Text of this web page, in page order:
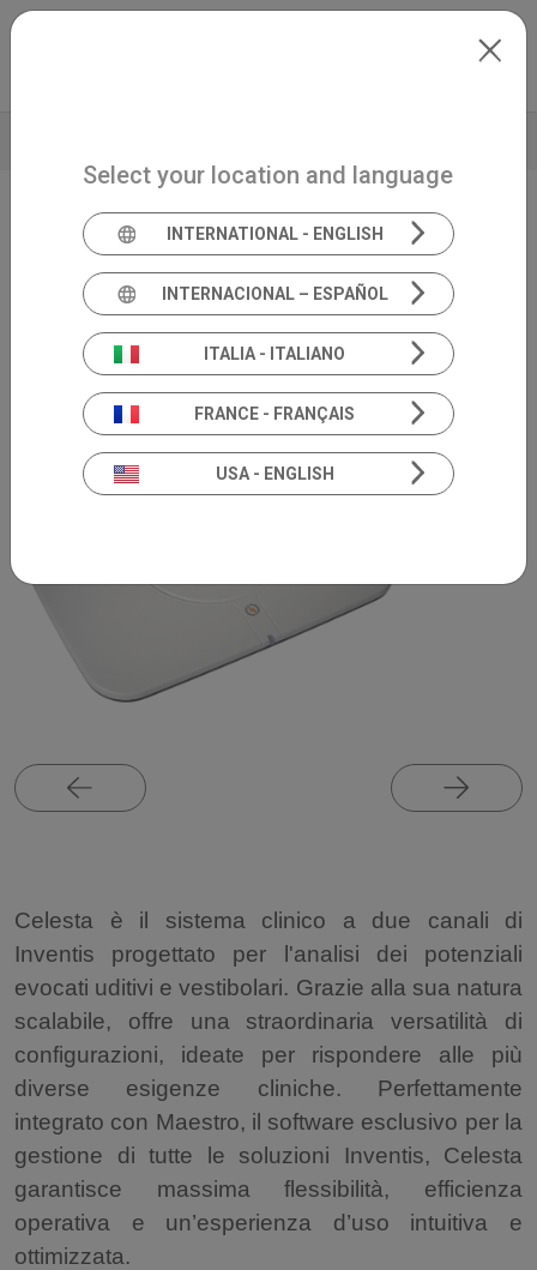
Skip to main content
Sistema clinico per PE uditivi e vestibolari
Celesta
Celesta è il sistema clinico a due canali di
Inventis progettato per l'analisi dei potenziali
evocati uditivi e vestibolari. Grazie alla sua natura
scalabile, offre una straordinaria versatilità di
configurazioni, ideate per rispondere alle più
diverse esigenze cliniche. Perfettamente
integrato con Maestro, il software esclusivo per la
gestione di tutte le soluzioni Inventis, Celesta
garantisce massima flessibilità, efficienza
operativa e un’esperienza d’uso intuitiva e
ottimizzata.
Select your location and language
INTERNATIONAL - ENGLISH
INTERNACIONAL – ESPAÑOL
ITALIA - ITALIANO
FRANCE - FRANÇAIS
USA - ENGLISH